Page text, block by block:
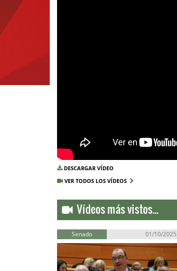
DESCARGAR VÍDEO
VER TODOS LOS VÍDEOS
Vídeos más vistos...
Senado 01/10/2025